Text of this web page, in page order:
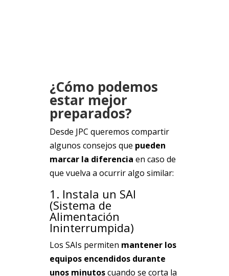
¿Cómo podemos
estar mejor
preparados?
Desde JPC queremos compartir
algunos consejos que pueden
marcar la diferencia en caso de
que vuelva a ocurrir algo similar:
1. Instala un SAI
(Sistema de
Alimentación
Ininterrumpida)
Los SAIs permiten mantener los
equipos encendidos durante
unos minutoscuando se corta la